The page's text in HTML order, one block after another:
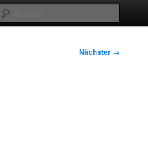
Nächster →